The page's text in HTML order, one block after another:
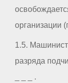
организации
1.5.
разряда
_ _ _ .